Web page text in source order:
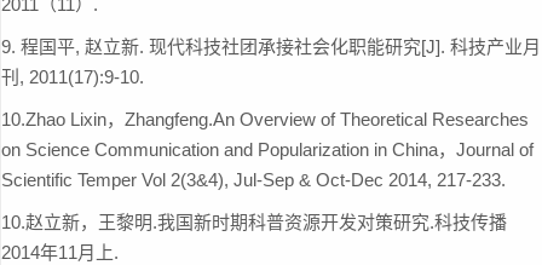
2011（11）.
9. 程国平, 赵立新. 现代科技社团承接社会化职能研究[J]. 科技产业月
刊, 2011(17):9-10.
10.Zhao Lixin，Zhangfeng.An Overview of Theoretical Researches
on Science Communication and Popularization in China，Journal of
Scientific Temper Vol 2(3&4), Jul-Sep & Oct-Dec 2014, 217-233.
10.赵立新，王黎明.我国新时期科普资源开发对策研究.科技传播
2014年11月上.